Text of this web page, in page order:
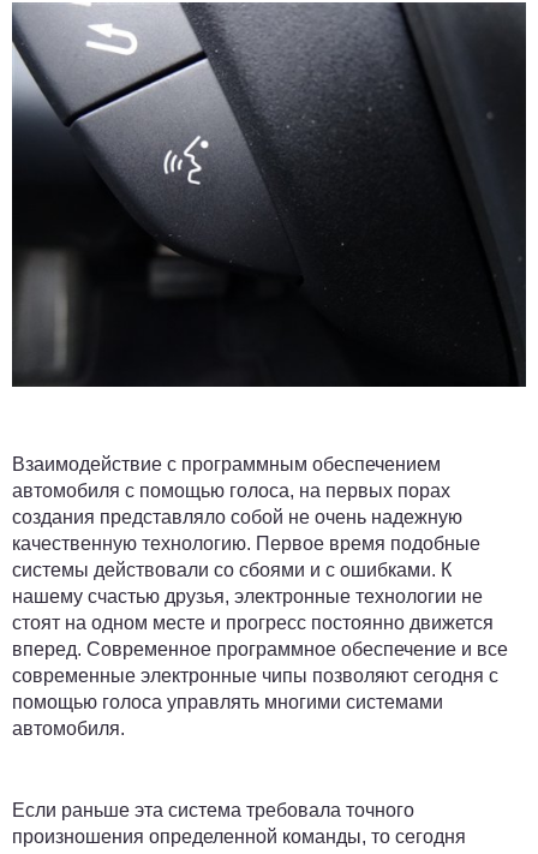
Взаимодействие с программным обеспечением
автомобиля с помощью голоса, на первых порах
создания представляло собой не очень надежную
качественную технологию. Первое время подобные
системы действовали со сбоями и с ошибками. К
нашему счастью друзья, электронные технологии не
стоят на одном месте и прогресс постоянно движется
вперед. Современное программное обеспечение и все
современные электронные чипы позволяют сегодня с
помощью голоса управлять многими системами
автомобиля.
Если раньше эта система требовала точного
произношения определенной команды, то сегодня